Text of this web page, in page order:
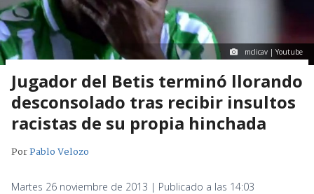
mclicav | Youtube
Jugador del Betis terminó llorando
desconsolado tras recibir insultos
racistas de su propia hinchada
PorPablo Velozo
Martes 26 noviembre de 2013 | Publicado a las 14:03